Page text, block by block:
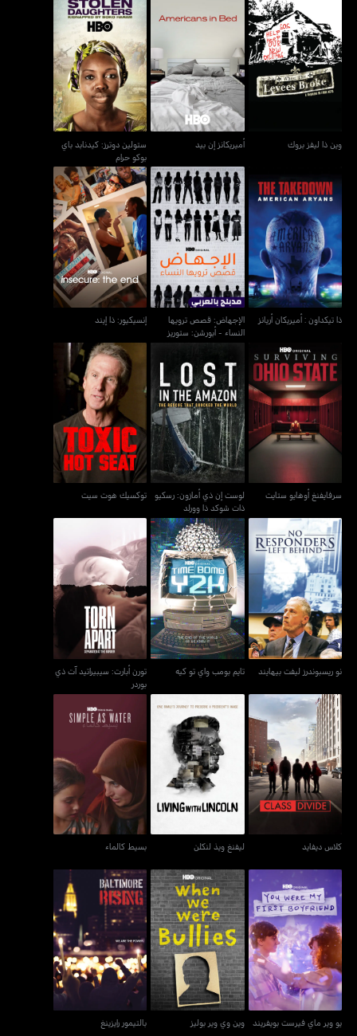
وين ذا ليفز بروك
وين ذا ليفز بروك
أميريكانز إن بيد
أميريكانز إن بيد
ستولين دوترز: كيدنابد باي
بوكو حرام
ستولين دوترز: كيدنابد باي
بوكو حرام
ذا تيكداون : أميريكان أريانز
ذا تيكداون : أميريكان أريانز
الإجهاض: قصص ترويها
النساء - أبورشن: ستوريز
ومن تل
الإجهاض: قصص ترويها
النساء - أبورشن: ستوريز
ومن تل
إنسيكيور: ذا إيند
إنسيكيور: ذا إيند
سرفايفنغ أوهايو ستايت
سرفايفنغ أوهايو ستايت
لوست إن ذي أمازون: رسكيو
ذات شوكد ذا وورلد
لوست إن ذي أمازون: رسكيو
ذات شوكد ذا وورلد
توكسيك هوت سيت
توكسيك هوت سيت
نو ريسبوندرز ليفت بيهايند
نو ريسبوندرز ليفت بيهايند
تايم بومب واي تو كيه
تايم بومب واي تو كيه
تورن أبارت: سيبيراتيد آت
ذي بوردر
تورن أبارت: سيبيراتيد آت ذي
بوردر
كلاس ديفايد
كلاس ديفايد
ليفنغ ويذ لنكلن
ليفنغ ويذ لنكلن
بسيط كالماء
بسيط كالماء
يو وير ماي فيرست بويفريند
يو وير ماي فيرست بويفريند
وين وي وير بوليز
وين وي وير بوليز
بالتيمور رايزينغ
بالتيمور رايزينغ